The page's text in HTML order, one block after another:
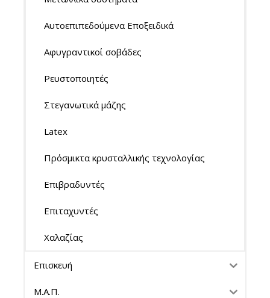
Αυτοεπιπεδούμενα Εποξειδικά
Αφυγραντικοί σοβάδες
Ρευστοποιητές
Στεγανωτικά μάζης
Latex
Πρόσμικτα κρυσταλλικής τεχνολογίας
Επιβραδυντές
Επιταχυντές
Χαλαζίας
Επισκευή
Μ.Α.Π.